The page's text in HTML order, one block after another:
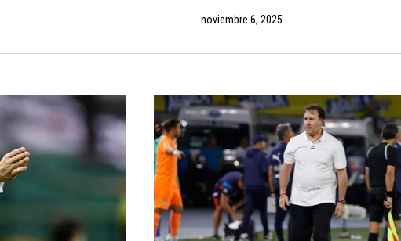
noviembre 6, 2025